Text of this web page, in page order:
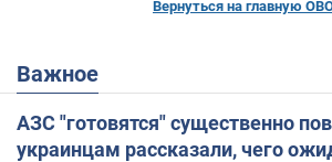
Вернуться на главную
Важное
АЗС "готовятся" существенно
украинцам рассказали, чего